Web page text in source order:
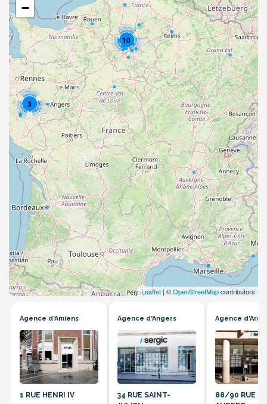
10
3
−
Leaflet | ©OpenStreetMapcontributors
Agence d'Amiens
1 RUE HENRI IV
Agence d'Angers
34 RUE SAINT-
Agence d'Arras
88/90 RUE